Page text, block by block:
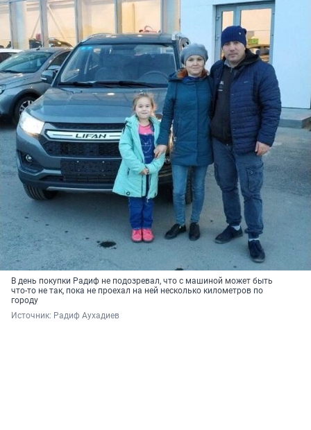
В день покупки Радиф не подозревал, что с машиной может быть
что-то не так, пока не проехал на ней несколько километров по
городу
Источник: Радиф Аухадиев